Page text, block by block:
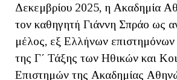
Δεκεμβρίου 2025, η Ακαδημία
τον καθηγητή Γιάννη Σπράο ως
μέλος, εξ Ελλήνων επιστημόνων
της Γ΄ Τάξης των Ηθικών και
Επιστημών της Ακαδημίας